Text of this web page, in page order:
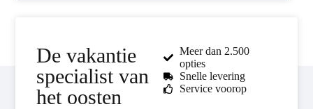
De vakantie
specialist van
het oosten
Meer dan 2.500
opties
Snelle levering
Service voorop